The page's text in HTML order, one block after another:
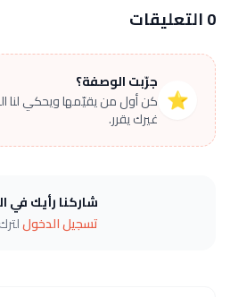
0 التعليقات
⭐
جرّبت الوصفة؟
كن أول من يقيّمها ويحكي لنا
غيرك يقرر.
شاركنا رأيك في
تسجيل الدخول